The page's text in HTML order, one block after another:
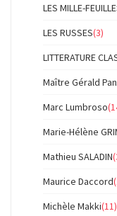
LES MILLE-
LES RUSSES(3)
LITTERATURE
Maître Gérald
Marc Lumbroso
Marie-Hélène
Mathieu SALADIN
Maurice Daccord
Michèle Makki(11)